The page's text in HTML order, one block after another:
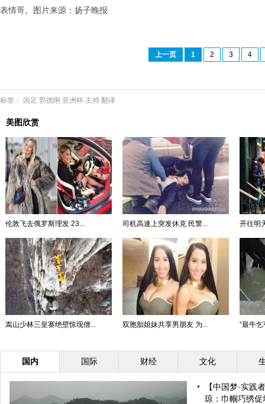
表情哥。图片来源：扬子晚报
上一页 1 2 3 4
标签： 国足 郭德纲 亚洲杯 主帅 翻译
美图欣赏
伦敦飞去俄罗斯理发 23... 司机高速上突发休克 民警... 开往明
嵩山少林三皇寨绝壁惊现僧... 双胞胎姐妹共享男朋友 为... “最牛
国内 国际 财经 文化
【中国梦·实践
琼：巾帼巧绣促